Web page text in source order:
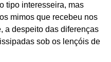
tipo interesseira, mas
mimos que recebeu nos
a despeito das diferenças
sob os lençóis de